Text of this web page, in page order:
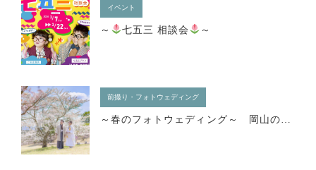
イベント
～ 七五三 相談会 ～
前撮り・フォトウェディング
～春のフォトウェディング～ 岡山の絶景ロケーションスポット5選